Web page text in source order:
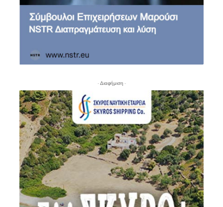
- Διαφήμιση -